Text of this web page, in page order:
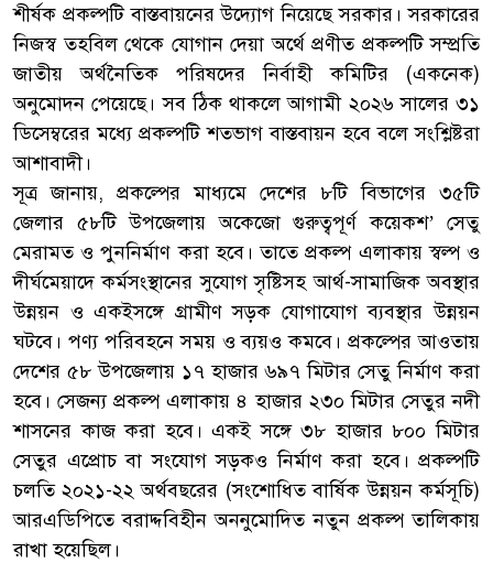
শীর্ষক প্রকল্পটি বাস্তবায়নের উদ্যোগ নিয়েছে সরকার। সরকারের
নিজস্ব তহবিল থেকে যোগান দেয়া অর্থে প্রণীত প্রকল্পটি সম্প্রতি
জাতীয় অর্থনৈতিক পরিষদের নির্বাহী কমিটির (একনেক)
অনুমোদন পেয়েছে। সব ঠিক থাকলে আগামী ২০২৬ সালের ৩১
ডিসেম্বরের মধ্যে প্রকল্পটি শতভাগ বাস্তবায়ন হবে বলে সংশ্লিষ্টরা
আশাবাদী।
সূত্র জানায়, প্রকল্পের মাধ্যমে দেশের ৮টি বিভাগের ৩৫টি
জেলার ৫৮টি উপজেলায় অকেজো গুরুত্বপূর্ণ কয়েকশ’ সেতু
মেরামত ও পুননির্মাণ করা হবে। তাতে প্রকল্প এলাকায় স্বল্প ও
দীর্ঘমেয়াদে কর্মসংস্থানের সুযোগ সৃষ্টিসহ আর্থ-সামাজিক অবস্থার
উন্নয়ন ও একইসঙ্গে গ্রামীণ সড়ক যোগাযোগ ব্যবস্থার উন্নয়ন
ঘটবে। পণ্য পরিবহনে সময় ও ব্যয়ও কমবে। প্রকল্পের আওতায়
দেশের ৫৮ উপজেলায় ১৭ হাজার ৬৯৭ মিটার সেতু নির্মাণ করা
হবে। সেজন্য প্রকল্প এলাকায় ৪ হাজার ২৩০ মিটার সেতুর নদী
শাসনের কাজ করা হবে। একই সঙ্গে ৩৮ হাজার ৮০০ মিটার
সেতুর এপ্রোচ বা সংযোগ সড়কও নির্মাণ করা হবে। প্রকল্পটি
চলতি ২০২১-২২ অর্থবছরের (সংশোধিত বার্ষিক উন্নয়ন কর্মসূচি)
আরএডিপিতে বরাদ্দবিহীন অননুমোদিত নতুন প্রকল্প তালিকায়
রাখা হয়েছিল।